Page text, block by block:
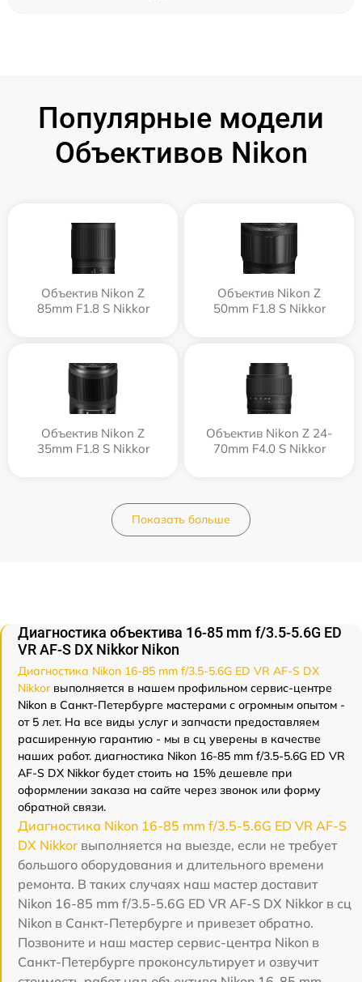
Популярные модели
Объективов Nikon
Объектив Nikon Z
85mm F1.8 S Nikkor
Объектив Nikon Z
50mm F1.8 S Nikkor
Объектив Nikon Z
35mm F1.8 S Nikkor
Объектив Nikon Z 24-
70mm F4.0 S Nikkor
Показать больше
Диагностика объектива 16-85 mm f/3.5-5.6G ED
VR AF-S DX Nikkor Nikon
Диагностика Nikon 16-85 mm f/3.5-5.6G ED VR AF-S DX
Nikkorвыполняется в нашем профильном сервис-центре
Nikon в Санкт-Петербурге мастерами с огромным опытом -
от 5 лет. На все виды услуг и запчасти предоставляем
расширенную гарантию - мы в сц уверены в качестве
наших работ. диагностика Nikon 16-85 mm f/3.5-5.6G ED VR
AF-S DX Nikkor будет стоить на 15% дешевле при
оформлении заказа на сайте через звонок или форму
обратной связи.
Диагностика Nikon 16-85 mm f/3.5-5.6G ED VR AF-S
DX Nikkor выполняется на выезде, если не требует
большого оборудования и длительного времени
ремонта. В таких случаях наш мастер доставит
Nikon 16-85 mm f/3.5-5.6G ED VR AF-S DX Nikkor в сц
Nikon в Санкт-Петербурге и привезет обратно.
Позвоните и наш мастер сервис-центра Nikon в
Санкт-Петербурге проконсультирует и озвучит